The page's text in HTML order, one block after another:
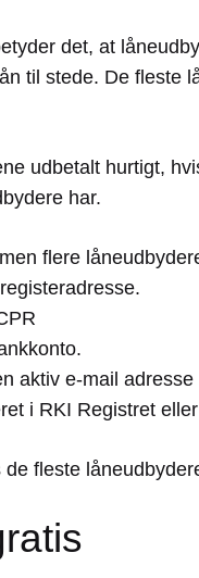
det, at
til stede. De fleste
udbetalt hurtigt,
har.
flere
aktiv e-mail adresse
i RKI Registret
fleste